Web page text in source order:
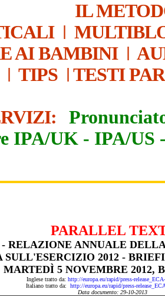
IL
|
AI BAMBINI|
TIPS | TESTI
IPA/UK - IPA/US
PARALLEL
RELAZIONE ANNUALE
SULL'ESERCIZIO 2012 -
MARTEDÌ 5 NOVEMBRE 2012,
Inglese tratto da: http://europa.eu/rapid/press-
Italiano tratto da: http://europa.eu/rapid/press-
Data documento: 29-10-2013